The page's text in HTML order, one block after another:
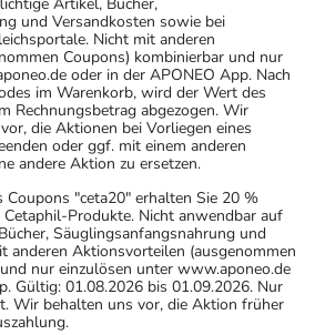
und Versandkosten sowie bei
Nicht mit anderen
Coupons) kombinierbar und nur
oder in der APONEO App. Nach
im Warenkorb, wird der Wert des
Rechnungsbetrag abgezogen. Wir
die Aktionen bei Vorliegen eines
oder ggf. mit einem anderen
andere Aktion zu ersetzen.
Coupons "ceta20" erhalten Sie 20 %
Produkte. Nicht anwendbar auf
Säuglingsanfangsnahrung und
anderen Aktionsvorteilen (ausgenommen
nur einzulösen unter www.aponeo.de
Gültig: 01.08.2026 bis 01.09.2026. Nur
Wir behalten uns vor, die Aktion früher